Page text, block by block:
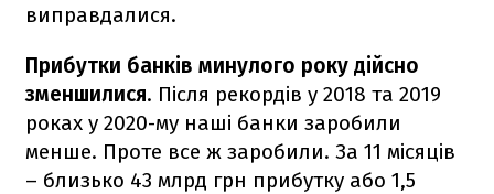
виправдалися.
Прибутки банків минулого року дійсно
зменшилися. Після рекордів у 2018 та 2019
роках у 2020-му наші банки заробили
менше. Проте все ж заробили. За 11 місяців
– близько 43 млрд грн прибутку або 1,5